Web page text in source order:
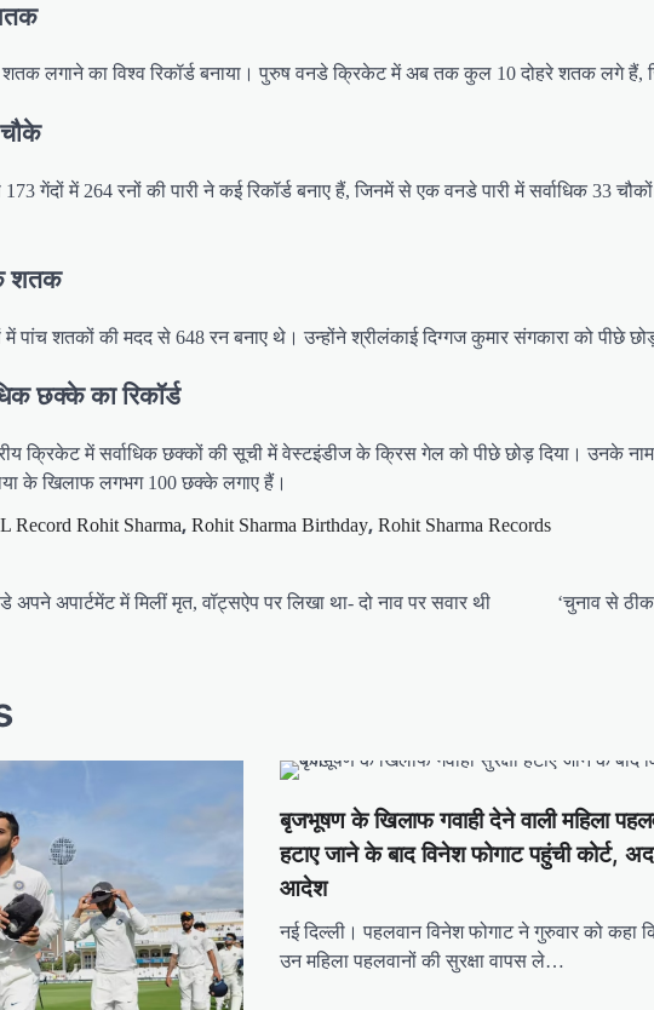
शतक लगाने का विश्व रिकॉर्ड बनाया। पुरुष वनडे क्रिकेट में अब तक कुल 10 दोहरे शतक लगे
गेंदों में 264 रनों की पारी ने कई रिकॉर्ड बनाए हैं, जिनमें से एक वनडे पारी में सर्वाधिक
शतक
में पांच शतकों की मदद से 648 रन बनाए थे। उन्होंने श्रीलंकाई दिग्गज कुमार संगकारा को पीछे
छक्के का रिकॉर्ड
क्रिकेट में सर्वाधिक छक्कों की सूची में वेस्टइंडीज के क्रिस गेल को पीछे छोड़ दिया। उनके नाम
के खिलाफ लगभग 100 छक्के लगाए हैं।
Record Rohit Sharma, Rohit Sharma Birthday, Rohit Sharma Records
अपने अपार्टमेंट में मिलीं मृत, वॉट्सऐप पर लिखा था- दो नाव पर सवार थी
‘चुनाव से
बृजभूषण के खिलाफ गवाही देने वाली महिला
हटाए जाने के बाद विनेश फोगाट पहुंची कोर्ट,
आदेश
नई दिल्ली। पहलवान विनेश फोगाट ने गुरुवार को कहा
उन महिला पहलवानों की सुरक्षा वापस ले…